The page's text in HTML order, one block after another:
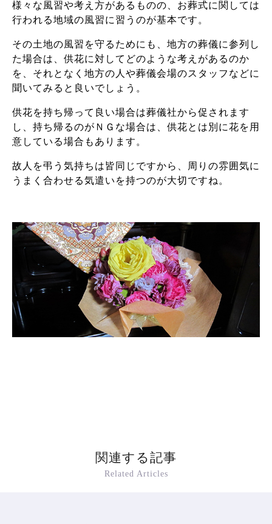
様々な風習や考え方があるものの、お葬式に関しては
行われる地域の風習に習うのが基本です。
その土地の風習を守るためにも、地方の葬儀に参列し
た場合は、供花に対してどのような考えがあるのか
を、それとなく地方の人や葬儀会場のスタッフなどに
聞いてみると良いでしょう。
供花を持ち帰って良い場合は葬儀社から促されます
し、持ち帰るのがＮＧな場合は、供花とは別に花を用
意している場合もあります。
故人を弔う気持ちは皆同じですから、周りの雰囲気に
うまく合わせる気遣いを持つのが大切ですね。
関連する記事
Related Articles